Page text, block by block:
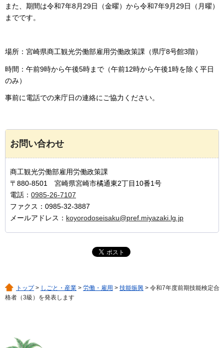
また、期間は令和7年8月29日（金曜）から令和7年9月29日（月曜）
までです。
場所：宮崎県商工観光労働部雇用労働政策課（県庁8号館3階）
時間：午前9時から午後5時まで（午前12時から午後1時を除く平日
のみ）
事前に電話での来庁日の連絡にご協力ください。
お問い合わせ
商工観光労働部雇用労働政策課
〒880-8501 宮崎県宮崎市橘通東2丁目10番1号
電話： 0985-26-7107
ファクス：0985-32-3887
メールアドレス： koyorodoseisaku@pref.miyazaki.lg.jp
トップ> しごと・産業 > 労働・雇用 > 技能振興 > 令和7年度前期技能検定合
格者（3級）を発表します